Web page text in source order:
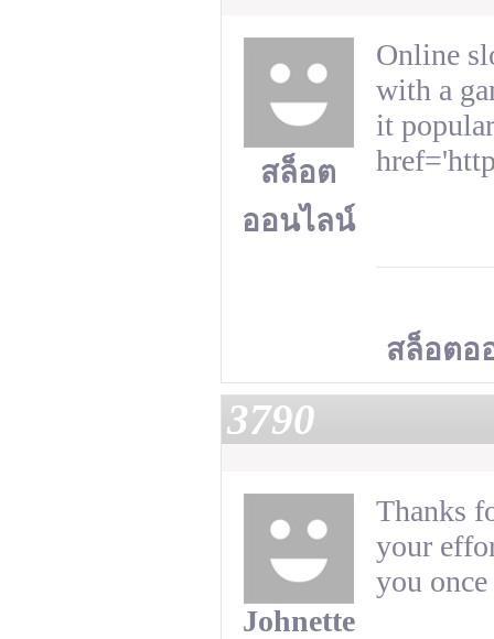
สล็อต
ออนไลน์
Online
with a
it
สล็อตอ
3790
Johnette
Thanks
your
you